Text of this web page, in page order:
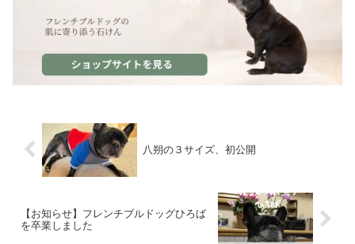
八朔の３サイズ、初公開
【お知らせ】フレンチブルドッグひろば
を卒業しました